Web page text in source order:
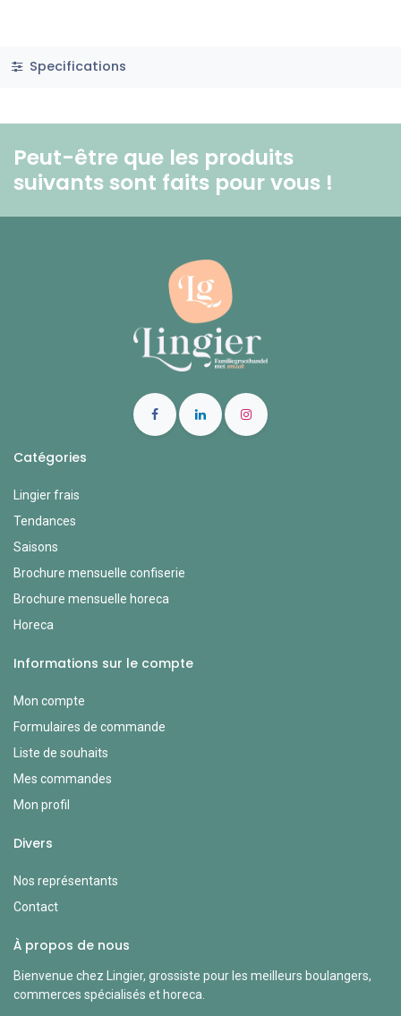
Specifications
Peut-être que les produits
suivants sont faits pour vous ! ​
Catégories
Lingier frais
Tendances
Saisons
Brochure mensuelle confiserie
Brochure mensuelle horeca
Horeca
Informations sur le compte
Mon compte
Formulaires de commande
Liste de souhaits
Mes commandes
Mon profil
Divers
Nos représentants
Contact
À propos de nous
Bienvenue chez Lingier, grossiste pour les meilleurs boulangers,
commerces spécialisés et horeca.